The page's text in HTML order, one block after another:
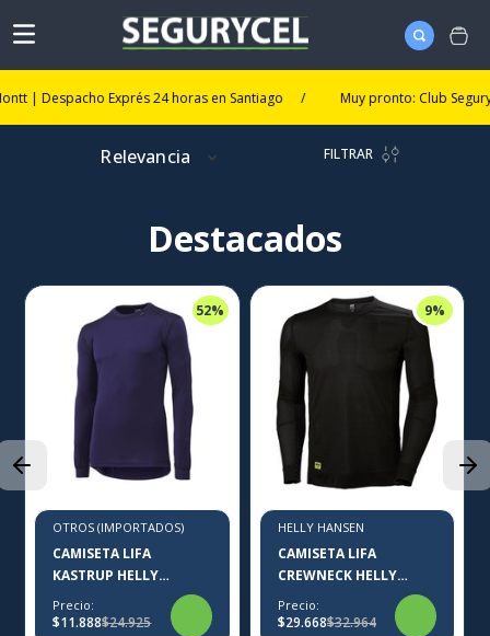
Exprés 24 horas en Santiago / Muy pronto: Club Segurycel.
Relevancia FILTRAR
Destacados
52%
OTROS (IMPORTADOS)
CAMISETA LIFA
KASTRUP HELLY
HANSEN
Precio:
$11.888$24.925
9%
HELLY HANSEN
CAMISETA LIFA
CREWNECK HELLY
HANSEN
Precio:
$29.668$32.964